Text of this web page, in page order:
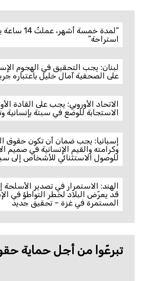
“لمدة خمسة
استراحة”
لبنان: يجب التحقيق في الهجوم
على الصحفية آمال خليل باعتباره
الاتحاد الأوروبي: يجب على القادة
الاستجابة للوضع في سبتة بإنسانية
إسبانيا: يجب ضمان أن تكون حقوق
وكرامته والقيم الإنسانية في صميم
للوصول الاستثنائي للأشخاص إلى
الهند: الاستمرار في تصدير الأسلحة
قد يعرّض البلاد لخطر التواطؤ في
المستمرة في غزة – تحقيق جديد
تبرعّوا من أجل حماية